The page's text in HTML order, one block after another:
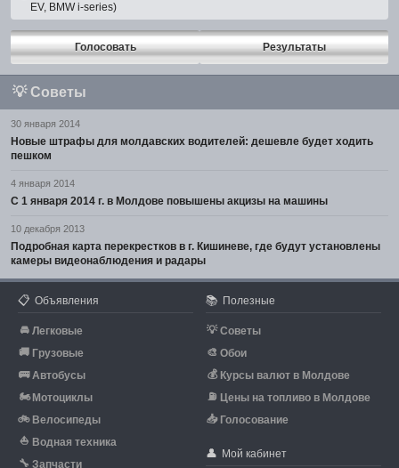
EV, BMW i-series)
Голосовать Результаты
💡 Советы
30 января 2014
Новые штрафы для молдавских водителей: дешевле будет ходить
пешком
4 января 2014
С 1 января 2014 г. в Молдове повышены акцизы на машины
10 декабря 2013
Подробная карта перекрестков в г. Кишиневе, где будут установлены
камеры видеонаблюдения и радары
📋 Объявления
🚘 Легковые
🚚 Грузовые
🚌 Автобусы
🏍 Мотоциклы
🚲 Велосипеды
⛵ Водная техника
🔧 Запчасти
📚 Полезные
💡 Советы
🎨 Обои
💰 Курсы валют в Молдове
⛽ Цены на топливо в Молдове
📥 Голосование
👤 Мой кабинет